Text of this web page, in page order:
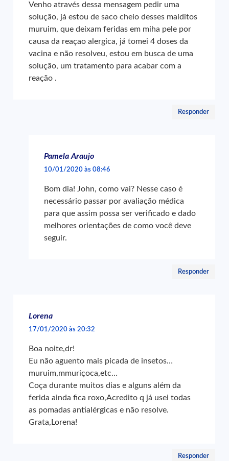
Venho através dessa mensagem pedir uma
solução, já estou de saco cheio desses malditos
muruim, que deixam feridas em miha pele por
causa da reaçao alergica, já tomei 4 doses da
vacina e não resolveu, estou em busca de uma
solução, um tratamento para acabar com a
reação .
Responder
Pamela Araujo
10/01/2020 às 08:46
Bom dia! John, como vai? Nesse caso é
necessário passar por avaliação médica
para que assim possa ser verificado e dado
melhores orientações de como você deve
seguir.
Responder
Lorena
17/01/2020 às 20:32
Boa noite,dr!
Eu não aguento mais picada de insetos…
muruim,mmuriçoca,etc…
Coça durante muitos dias e alguns além da
ferida ainda fica roxo,Acredito q já usei todas
as pomadas antialérgicas e não resolve.
Grata,Lorena!
Responder